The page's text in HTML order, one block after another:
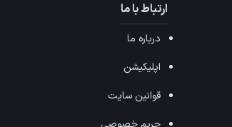
ارتباط با ما
درباره ما
اپلیکیشن
قوانین سایت